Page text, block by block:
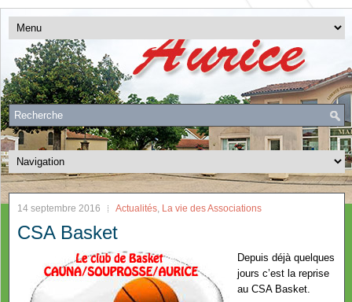
14 septembre 2016 Actualités, La vie des Associations
CSA Basket
Depuis déjà quelques
jours c’est la reprise
au CSA Basket.